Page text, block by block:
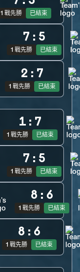
1 戰先勝 已結束
7 : 5
1 戰先勝 已結束
2 : 7
1 戰先勝 已結束
1 : 7
1 戰先勝 已結束
7 : 5
1 戰先勝 已結束
8 : 6
1 戰先勝 已結束
8 : 6
1 戰先勝 已結束